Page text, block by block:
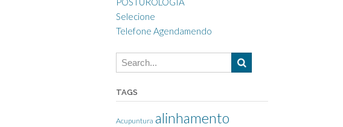
Selecione
Telefone Agendamendo
TAGS
Acupuntura alinhamento